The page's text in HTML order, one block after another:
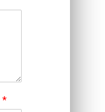
*